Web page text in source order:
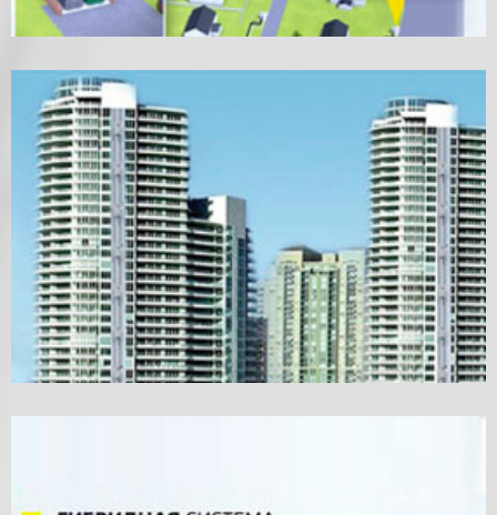
ВАКУУМНАЯ ГИБРИДНАЯ СИСТЕМА
МУСОРОУДАЛЕНИЯ